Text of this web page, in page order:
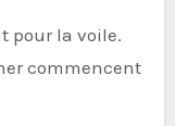
pour la voile.
commencent